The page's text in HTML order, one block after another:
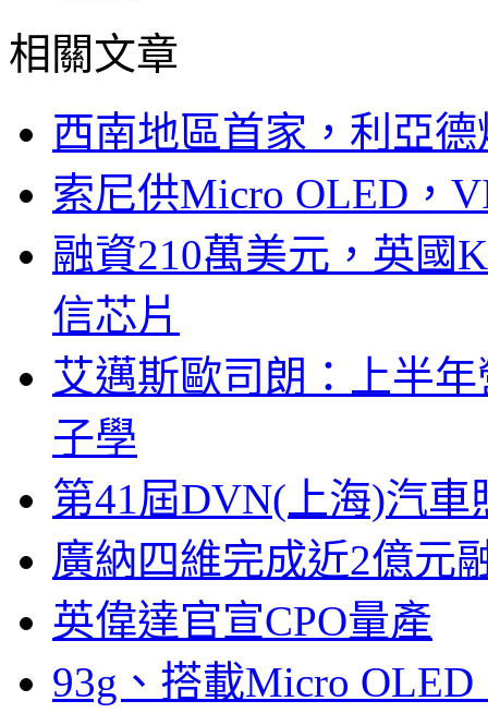
相關文章
西南地區首家，利亞
索尼供Micro OLED，
融資210萬美元，英國
信芯片
艾邁斯歐司朗：上半
子學
第41屆DVN(上海)汽
廣納四維完成近2億元
英偉達官宣CPO量產
93g、搭載Micro